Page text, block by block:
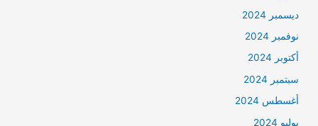
ديسمبر 2024
نوفمبر 2024
أكتوبر 2024
سبتمبر 2024
أغسطس 2024
يوليو 2024